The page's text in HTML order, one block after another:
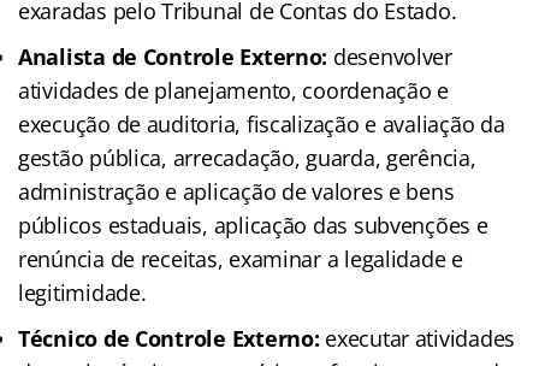
exaradas pelo Tribunal de Contas do Estado.
Analista de Controle Externo: desenvolver
atividades de planejamento, coordenação e
execução de auditoria, fiscalização e avaliação da
gestão pública, arrecadação, guarda, gerência,
administração e aplicação de valores e bens
públicos estaduais, aplicação das subvenções e
renúncia de receitas, examinar a legalidade e
legitimidade.
Técnico de Controle Externo: executar atividades